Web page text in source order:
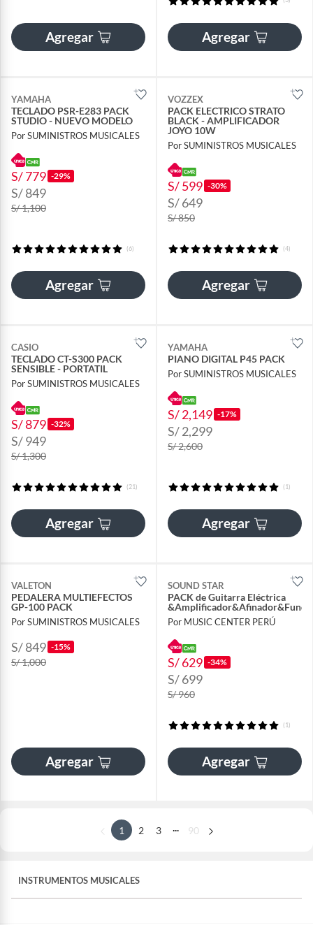
Agregar Agregar
YAMAHA
TECLADO PSR-E283 PACK
STUDIO - NUEVO MODELO
Por SUMINISTROS MUSICALES
S/ 779 -29%
S/ 849
S/ 1,100
(6)
Agregar
VOZZEX
PACK ELECTRICO STRATO
BLACK - AMPLIFICADOR
JOYO 10W
Por SUMINISTROS MUSICALES
S/ 599 -30%
S/ 649
S/ 850
(4)
Agregar
CASIO
TECLADO CT-S300 PACK
SENSIBLE - PORTATIL
Por SUMINISTROS MUSICALES
S/ 879 -32%
S/ 949
S/ 1,300
(21)
Agregar
YAMAHA
PIANO DIGITAL P45 PACK
Por SUMINISTROS MUSICALES
S/ 2,149 -17%
S/ 2,299
S/ 2,600
(1)
Agregar
VALETON
PEDALERA MULTIEFECTOS
GP-100 PACK
Por SUMINISTROS MUSICALES
S/ 849 -15%
S/ 1,000
Agregar
SOUND STAR
PACK de Guitarra Eléctrica
Por MUSIC CENTER PERÚ
S/ 629 -34%
S/ 699
S/ 960
(1)
Agregar
1 2 3 ... 90
INSTRUMENTOS MUSICALES